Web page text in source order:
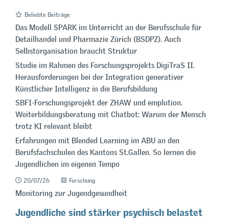
Beliebte Beiträge
Das Modell SPARK im Unterricht an der Berufsschule für
Detailhandel und Pharmazie Zürich (BSDPZ). Auch
Selbstorganisation braucht Struktur
Studie im Rahmen des Forschungsprojekts DigiTraS II.
Herausforderungen bei der Integration generativer
Künstlicher Intelligenz in die Berufsbildung
SBFI-Forschungsprojekt der ZHAW und emplution.
Weiterbildungsberatung mit Chatbot: Warum der Mensch
trotz KI relevant bleibt
Erfahrungen mit Blended Learning im ABU an den
Berufsfachschulen des Kantons St.Gallen. So lernen die
Jugendlichen im eigenen Tempo
20/07/26 Forschung
Monitoring zur Jugendgesundheit
Jugendliche sind stärker psychisch belastet